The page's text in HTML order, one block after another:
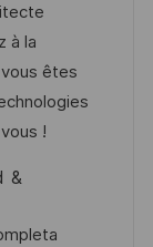
à la
êtes
!
&